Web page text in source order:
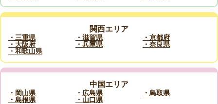
関西エリア
・三重県 ・滋賀県
・京都府
・大阪府
・兵庫県
・奈良県
・和歌山県
中国エリア
・岡山県 ・広島県
・鳥取県
・島根県
・山口県